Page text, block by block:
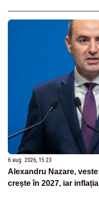
6 aug. 2026, 15:23
Alexandru Nazare,
crește în 2027, iar